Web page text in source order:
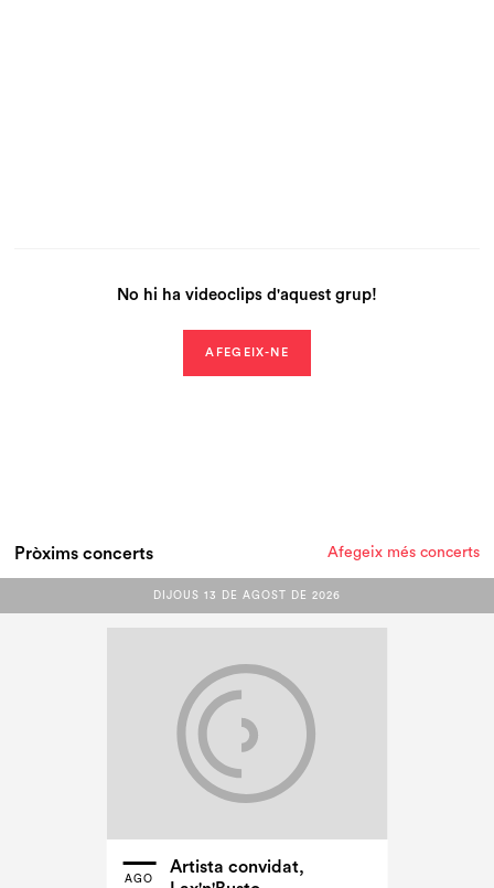
No hi ha videoclips d'aquest grup!
AFEGEIX-NE
Pròxims concerts Afegeix més concerts
DIJOUS 13 DE AGOST DE 2026
DIJOUS 13 DE AGOST DE 2026
AGO
Artista convidat,